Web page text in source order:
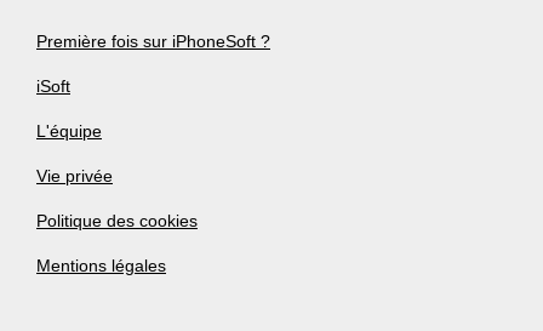
Première fois sur iPhoneSoft ?
iSoft
L'équipe
Vie privée
Politique des cookies
Mentions légales